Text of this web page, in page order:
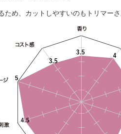
め、カットしやすいのもトリマー